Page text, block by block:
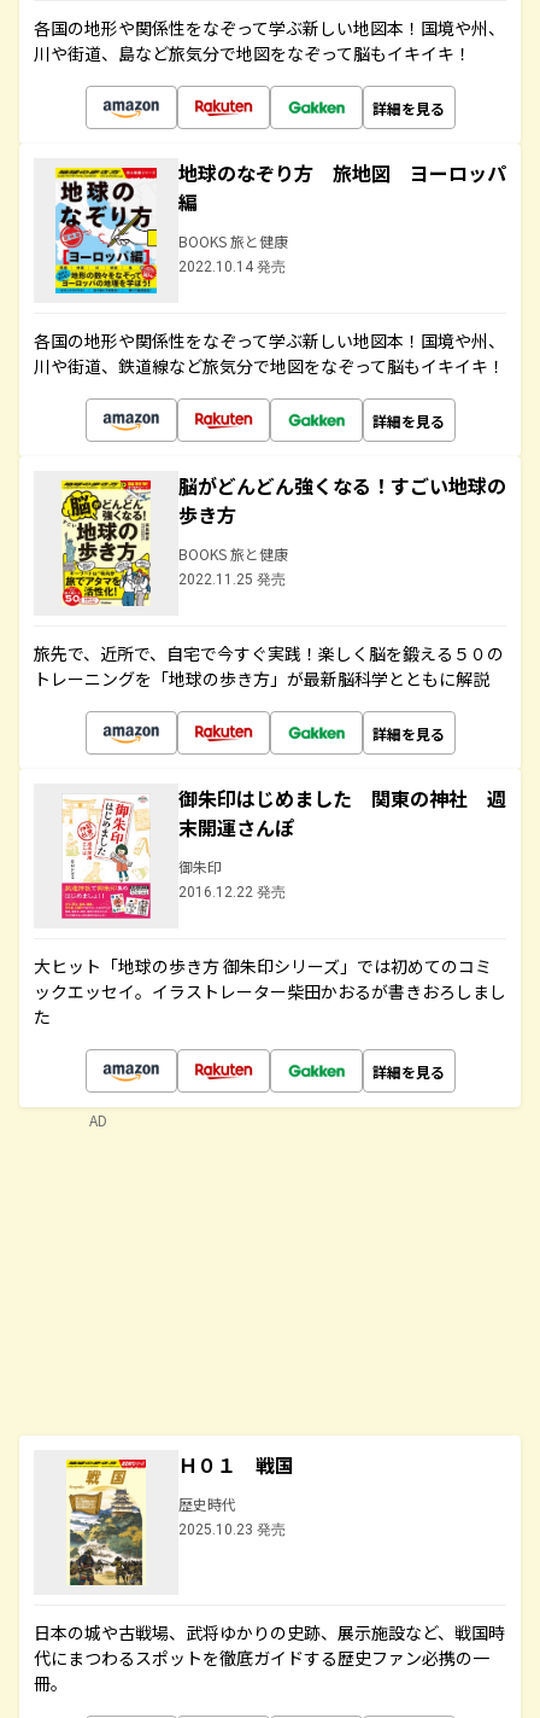
各国の地形や関係性をなぞって学ぶ新しい地図本！国境や州、
川や街道、島など旅気分で地図をなぞって脳もイキイキ！
詳細を見る
地球のなぞり方 旅地図 ヨーロッパ
編
BOOKS 旅と健康
2022.10.14 発売
各国の地形や関係性をなぞって学ぶ新しい地図本！国境や州、
川や街道、鉄道線など旅気分で地図をなぞって脳もイキイキ！
詳細を見る
脳がどんどん強くなる！すごい地球の
歩き方
BOOKS 旅と健康
2022.11.25 発売
旅先で、近所で、自宅で今すぐ実践！楽しく脳を鍛える５０の
トレーニングを「地球の歩き方」が最新脳科学とともに解説
詳細を見る
御朱印はじめました 関東の神社 週
末開運さんぽ
御朱印
2016.12.22 発売
大ヒット「地球の歩き方 御朱印シリーズ」では初めてのコミ
ックエッセイ。イラストレーター柴田かおるが書きおろしまし
た
詳細を見る
Ｈ０１ 戦国
歴史時代
2025.10.23 発売
日本の城や古戦場、武将ゆかりの史跡、展示施設など、戦国時
代にまつわるスポットを徹底ガイドする歴史ファン必携の一
冊。
AD